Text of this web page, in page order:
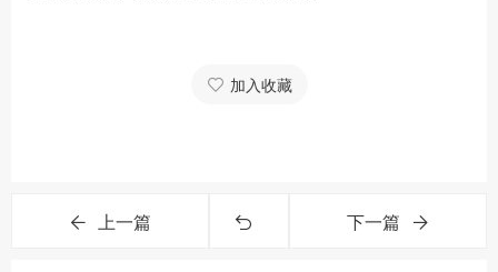
加入收藏
上一篇 下一篇